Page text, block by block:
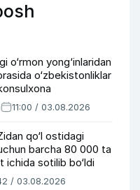
o‘rmon yong‘inlaridan
o‘zbekistonliklar
11:00 / 03.08.2026
qo‘l ostidagi
barcha 80 000 ta
ichida sotilib bo‘ldi
/ 03.08.2026